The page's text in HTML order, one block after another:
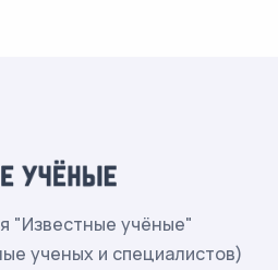
"Известные учёные"
ученых и специалистов)